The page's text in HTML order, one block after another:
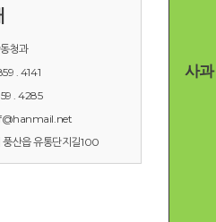
청과
. 4141
. 4285
풍산읍 유통단지길100
사과